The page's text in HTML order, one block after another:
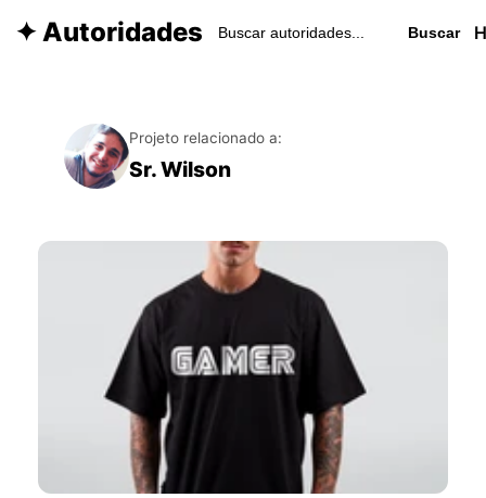
✦ Autoridades Buscar
Projeto relacionado a:
Sr. Wilson